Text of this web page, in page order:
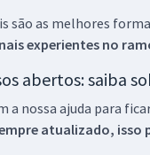
são as melhores
experientes no
abertos: saiba
a nossa ajuda para
atualizado, isso